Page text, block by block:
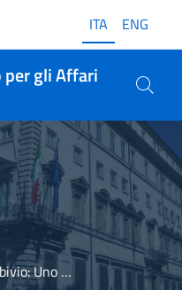
ITA ENG
gli Affari
dell'industria italiana"